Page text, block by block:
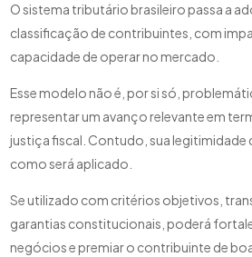
O sistema tributário brasileiro passa a
classificação de contribuintes, com
capacidade de operar no mercado.
Esse modelo não é, por si só,
representar um avanço relevante em
justiça fiscal. Contudo, sua legitimidade
como será aplicado.
Se utilizado com critérios objetivos,
garantias constitucionais, poderá
negócios e premiar o contribuinte de